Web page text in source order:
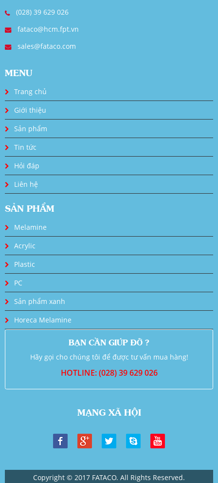
(028) 39 629 026
fataco@hcm.fpt.vn
sales@fataco.com
MENU
Trang chủ
Giới thiệu
Sản phẩm
Tin tức
Hỏi đáp
Liên hệ
SẢN PHẨM
Melamine
Acrylic
Plastic
PC
Sản phẩm xanh
Horeca Melamine
BẠN CẦN GIÚP ĐỠ ?
Hãy gọi cho chúng tôi để được tư vấn mua hàng!
HOTLINE: (028) 39 629 026
MẠNG XÃ HỘI
Copyright © 2017 FATACO. All Rights Reserved.